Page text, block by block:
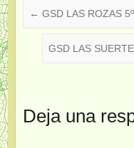
← GSD LAS ROZAS
GSD LAS
Deja una